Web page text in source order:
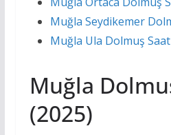
Muğla Seydikemer
Muğla Ula Dolmuş
Muğla
(2025)